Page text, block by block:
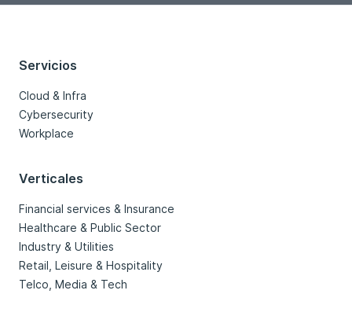
Servicios
Cloud & Infra
Cybersecurity
Workplace
Verticales
Financial services & Insurance
Healthcare & Public Sector
Industry & Utilities
Retail, Leisure & Hospitality
Telco, Media & Tech